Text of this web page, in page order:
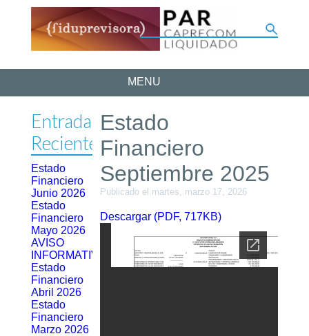
MENU
Entradas
Recientes
Estado
Financiero
Junio 2026
Estado
Financiero
Mayo 2026
AVISO
INFORMATIVO
Estado
Financiero
Abril 2026
Estado
Financiero
Marzo 2026
Estado
Financiero
Septiembre 2025
Publicado el martes, marzo 17, 2026
Descargar (PDF, 717KB)